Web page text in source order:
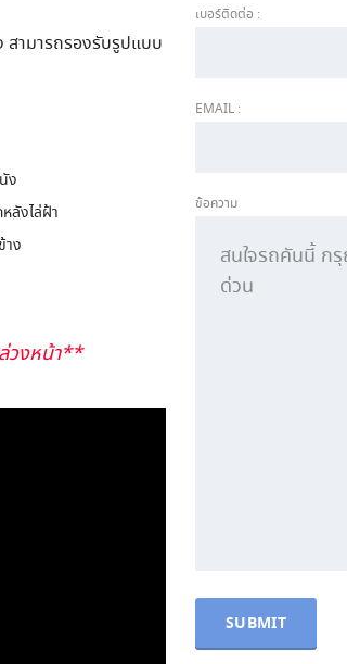
สามารถรองรับรูปแบบ
ง
หลังไล่ฝ้า
าง
วงหน้า**
เบอร์ติดต่อ :
EMAIL :
ข้อความ